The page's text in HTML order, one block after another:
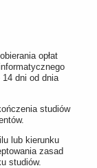
opłat
14 dni od dnia
studiów
lub kierunku
zasad
studiów.